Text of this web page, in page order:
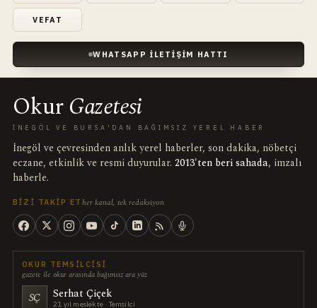
VEFAT
WHATSAPP İLETIŞIM HATTI
OkurGazetesi
İNEGÖL VE BURSA'DAN BAĞIMSIZ YEREL HABER
İnegöl ve çevresinden anlık yerel haberler, son dakika, nöbetçi
eczane, etkinlik ve resmi duyurular. 2013'ten beri sahada, imzalı
haberle.
BIZI TAKIP ET her kanal, tek redaksiyon
OKUR TEMSILCISI
gazete ile okur arasında bağımsız ara yüz
SÇ Serhat Çiçek
21 yıl meslekte · Temsilci